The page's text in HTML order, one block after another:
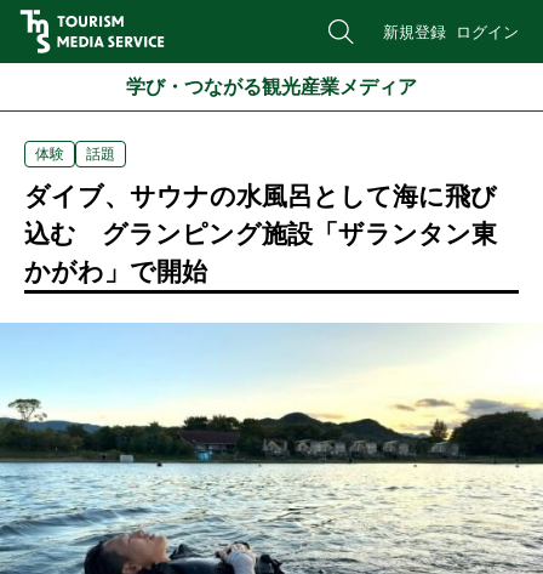
新規登録 ログイン
学び・つながる観光産業メディア
体験 話題
ダイブ、サウナの水風呂として海に飛び
込む グランピング施設「ザランタン東
かがわ」で開始